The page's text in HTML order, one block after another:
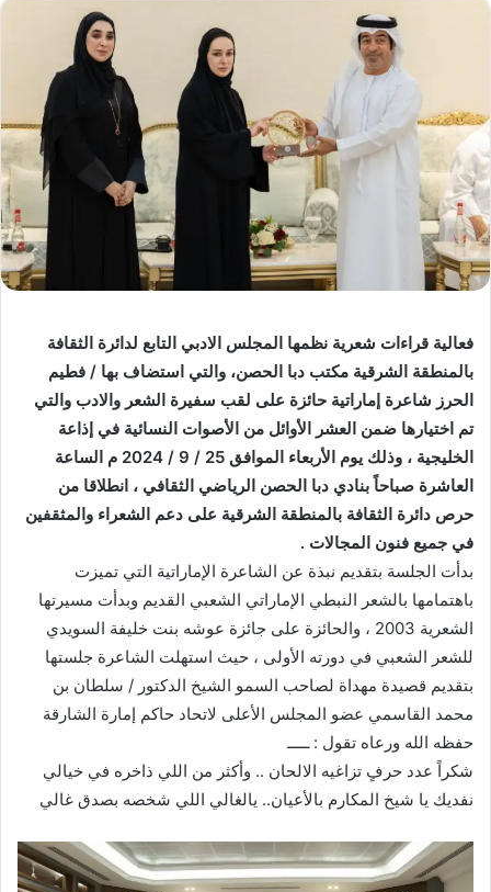
فعالية قراءات شعرية نظمها المجلس الادبي التابع لدائرة الثقافة
بالمنطقة الشرقية مكتب دبا الحصن، والتي استضاف بها / فطيم
الحرز شاعرة إماراتية حائزة على لقب سفيرة الشعر والادب والتي
تم اختيارها ضمن العشر الأوائل من الأصوات النسائية في إذاعة
الخليجية ، وذلك يوم الأربعاء الموافق 25 / 9 / 2024 م الساعة
العاشرة صباحاً بنادي دبا الحصن الرياضي الثقافي ، انطلاقا من
حرص دائرة الثقافة بالمنطقة الشرقية على دعم الشعراء والمثقفين
في جميع فنون المجالات .
بدأت الجلسة بتقديم نبذة عن الشاعرة الإماراتية التي تميزت
باهتمامها بالشعر النبطي الإماراتي الشعبي القديم وبدأت مسيرتها
الشعرية 2003 ، والحائزة على جائزة عوشه بنت خليفة السويدي
للشعر الشعبي في دورته الأولى ، حيث استهلت الشاعرة جلستها
بتقديم قصيدة مهداة لصاحب السمو الشيخ الدكتور / سلطان بن
محمد القاسمي عضو المجلس الأعلى لاتحاد حاكم إمارة الشارقة
حفظه الله ورعاه تقول : ـــــ
شكراً عدد حرفٍ تزاغيه الالحان .. وأكثر من اللي ذاخره في خيالي
نفديك يا شيخ المكارم بالأعيان.. يالغالي اللي شخصه بصدق غالي